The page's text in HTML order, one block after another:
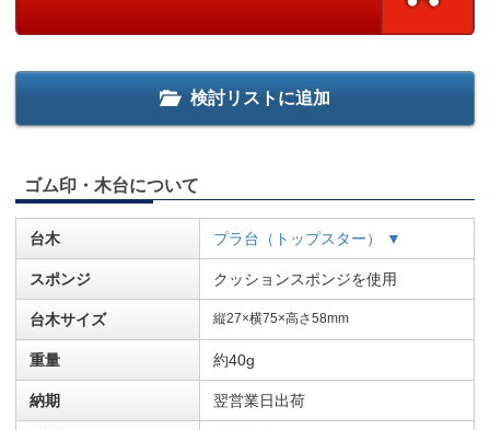
検討リストに追加
ゴム印・木台について
台木 プラ台（トップスター） ▼
スポンジ クッションスポンジを使用
台木サイズ 縦27×横75×高さ58mm
重量 約40g
納期 翌営業日出荷